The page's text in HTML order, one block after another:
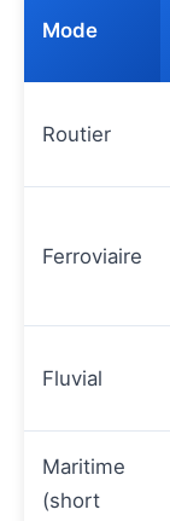
Mode
Routier
Ferroviaire
Fluvial
Maritime
(short